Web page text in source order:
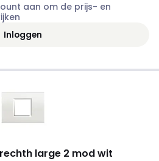
aan om de prijs- en
Inloggen
large 2 mod wit